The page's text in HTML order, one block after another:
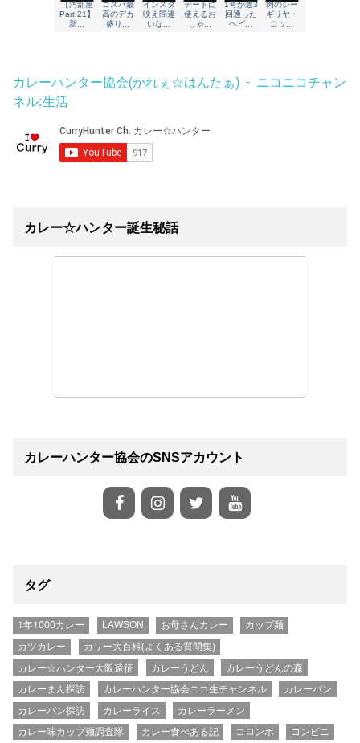
カレーハンター協会(かれぇ☆はんたぁ) - ニコニコチャン
ネル:生活
カレー☆ハンター誕生秘話
カレーハンター協会のSNSアカウント
タグ
1年1000カレー LAWSON お母さんカレー
カップ麺
カツカレー
カリー大百科(よくある質問集)
カレー☆ハンター大阪遠征
カレーうどん
カレーうどんの森
カレーまん探訪
カレーハンター協会ニコ生チャンネル
カレーパン
カレーパン探訪
カレーライス
カレーラーメン
カレー味カップ麺調査隊
カレー食べある記 コロンボ
コンビニ